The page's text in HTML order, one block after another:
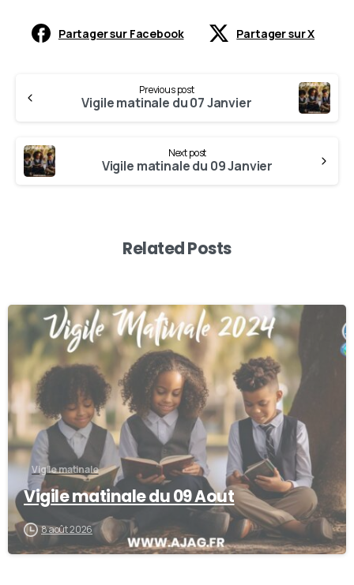
Partager sur Facebook Partager sur X
Previous post
Vigile matinale du 07 Janvier
Next post
Vigile matinale du 09 Janvier
Related Posts
Vigile matinale
Vigile matinale du 09 Aout
8 août 2026